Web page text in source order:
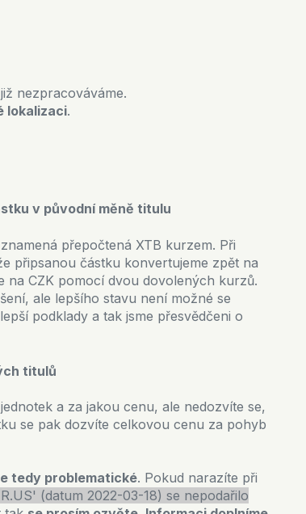
nezpracováváme.
lokalizaci.
v původní měně titulu
přepočtená XTB kurzem. Při
připsanou částku konvertujeme zpět na
na CZK pomocí dvou dovolených kurzů.
ale lepšího stavu není možné se
podklady a tak jsme přesvědčeni o
titulů
a za jakou cenu, ale nedozvíte se,
se pak dozvíte celkovou cenu za pohyb
tedy problematické. Pokud narazíte při
(datum 2022-03-18) se nepodařilo